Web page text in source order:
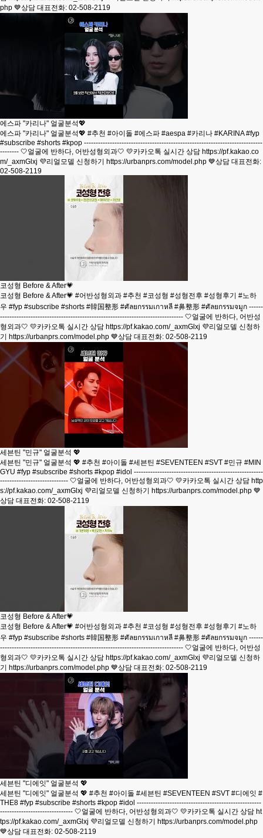
php 💙상담 대표전화: 02-508-2119
에스파 "카리나" 얼굴분석💖
에스파 "카리나" 얼굴분석💖 #추천 #아이돌 #에스파 #aespa #카리나 #KARINA #fyp
#subscribe #shorts #kpop ----------------------------------------------------------------------------
-------- 🤍얼굴에 반하다, 어반성형외과🤍 💛카카오톡 실시간 상담 https://pf.kakao.co
m/_axmGlxj 💜리얼모델 신청하기 https://urbanprs.com/model.php 💙상담 대표전화:
02-508-2119
코성형 Before & After💗
코성형 Before & After💗 #어반성형외과 #추천 #코성형 #성형전후 #성형후기 #노하
우 #fyp #subscribe #shorts #韓国整形 #ศัลยกรรมเกาหลี #鼻整形 #ศัลยกรรมจมูก ------
------------------------------------------------------------------------------ 🤍얼굴에 반하다, 어반성
형외과🤍 💛카카오톡 실시간 상담 https://pf.kakao.com/_axmGlxj 💜리얼모델 신청하
기 https://urbanprs.com/model.php 💙상담 대표전화: 02-508-2119
세븐틴 "민규" 얼굴분석 💖
세븐틴 "민규" 얼굴분석 💖 #추천 #아이돌 #세븐틴 #SEVENTEEN #SVT #민규 #MIN
GYU #fyp #subscribe #shorts #kpop #idol -------------------------------------------------------
----------------------------- 🤍얼굴에 반하다, 어반성형외과🤍 💛카카오톡 실시간 상담 http
s://pf.kakao.com/_axmGlxj 💜리얼모델 신청하기 https://urbanprs.com/model.php 💙
상담 대표전화: 02-508-2119
코성형 Before & After💗
코성형 Before & After💗 #어반성형외과 #추천 #코성형 #성형전후 #성형후기 #노하
우 #fyp #subscribe #shorts #韓国整形 #ศัลยกรรมเกาหลี #鼻整形 #ศัลยกรรมจมูก ------
------------------------------------------------------------------------------ 🤍얼굴에 반하다, 어반성
형외과🤍 💛카카오톡 실시간 상담 https://pf.kakao.com/_axmGlxj 💜리얼모델 신청하
기 https://urbanprs.com/model.php 💙상담 대표전화: 02-508-2119
세븐틴 "디에잇" 얼굴분석 💖
세븐틴 "디에잇" 얼굴분석 💖 #추천 #아이돌 #세븐틴 #SEVENTEEN #SVT #디에잇 #
THE8 #fyp #subscribe #shorts #kpop #idol -----------------------------------------------------
------------------------------- 🤍얼굴에 반하다, 어반성형외과🤍 💛카카오톡 실시간 상담 ht
tps://pf.kakao.com/_axmGlxj 💜리얼모델 신청하기 https://urbanprs.com/model.php
💙상담 대표전화: 02-508-2119